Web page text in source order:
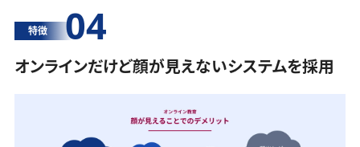
特徴 04
オンラインだけど顔が見えないシステムを採用